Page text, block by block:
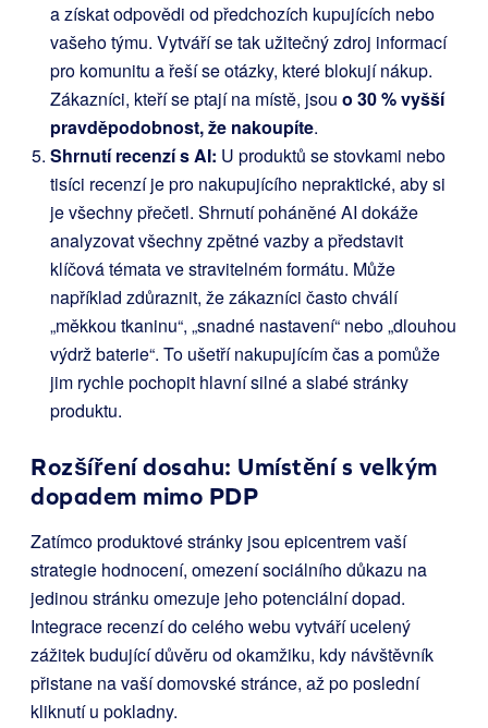
a získat odpovědi od předchozích kupujících nebo
vašeho týmu. Vytváří se tak užitečný zdroj informací
pro komunitu a řeší se otázky, které blokují nákup.
Zákazníci, kteří se ptají na místě, jsou o 30 % vyšší
pravděpodobnost, že nakoupíte.
Shrnutí recenzí s AI: U produktů se stovkami nebo
tisíci recenzí je pro nakupujícího nepraktické, aby si
je všechny přečetl. Shrnutí poháněné AI dokáže
analyzovat všechny zpětné vazby a představit
klíčová témata ve stravitelném formátu. Může
například zdůraznit, že zákazníci často chválí
„měkkou tkaninu“, „snadné nastavení“ nebo „dlouhou
výdrž baterie“. To ušetří nakupujícím čas a pomůže
jim rychle pochopit hlavní silné a slabé stránky
produktu.
Rozšíření dosahu: Umístění s velkým
dopadem mimo PDP
Zatímco produktové stránky jsou epicentrem vaší
strategie hodnocení, omezení sociálního důkazu na
jedinou stránku omezuje jeho potenciální dopad.
Integrace recenzí do celého webu vytváří ucelený
zážitek budující důvěru od okamžiku, kdy návštěvník
přistane na vaší domovské stránce, až po poslední
kliknutí u pokladny.